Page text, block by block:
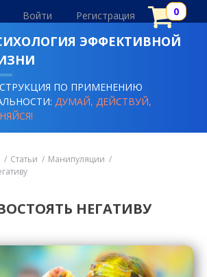
Войти Регистрация
ЭФФЕКТИВНОЙ
ПО ПРИМЕНЕНИЮ
ДУМАЙ, ДЕЙСТВУЙ,
Статьи
Манипуляции
НЕГАТИВУ